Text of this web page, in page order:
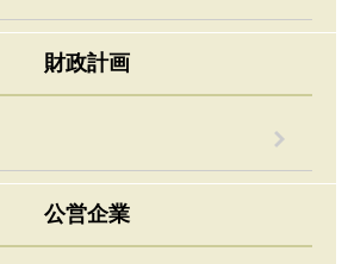
財政計画
公営企業